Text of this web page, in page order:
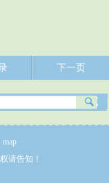
下一页
map
请告知！